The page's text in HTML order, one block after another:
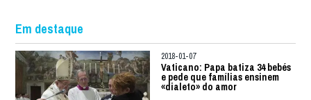
Em destaque
2018-01-07
Vaticano: Papa batiza 34 bebés
e pede que famílias ensinem
«dialeto» do amor